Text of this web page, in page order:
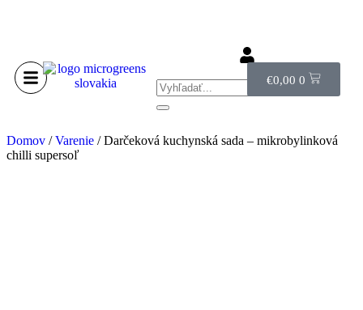
€0,00 0
Domov /Varenie / Darčeková kuchynská sada – mikrobylinková
chilli supersoľ